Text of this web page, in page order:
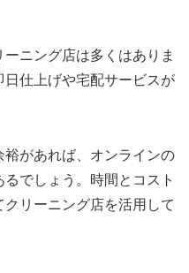
ニング店は多くはありま
仕上げや宅配サービスが
があれば、オンラインの
でしょう。時間とコスト
リーニング店を活用して